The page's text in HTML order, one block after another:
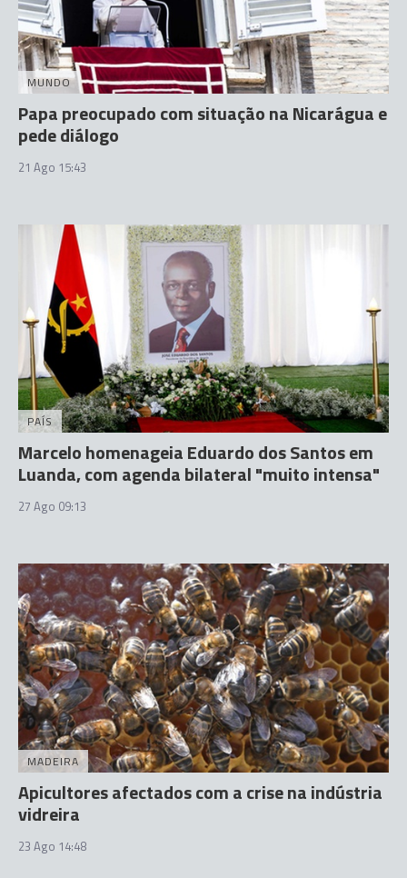
MUNDO
Papa preocupado com situação na Nicarágua e
pede diálogo
21 Ago 15:43
PAÍS
Marcelo homenageia Eduardo dos Santos em
Luanda, com agenda bilateral "muito intensa"
27 Ago 09:13
MADEIRA
Apicultores afectados com a crise na indústria
vidreira
23 Ago 14:48